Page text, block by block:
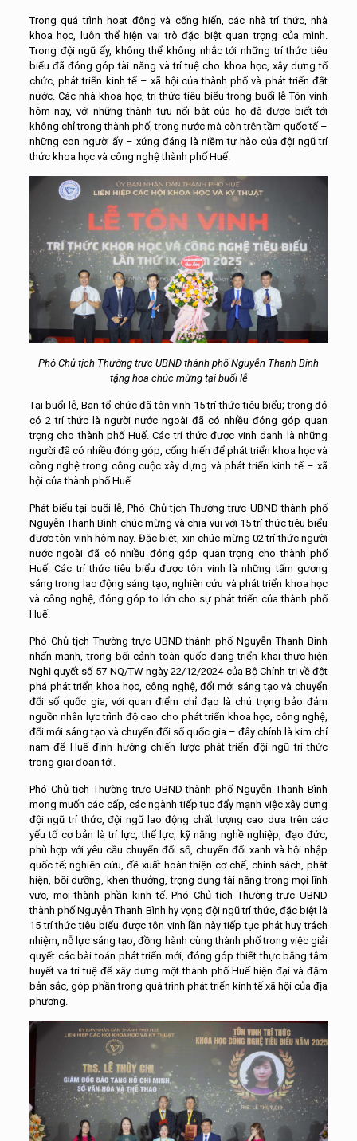
Trong quá trình hoạt động và cống hiến, các nhà trí thức, nhà
khoa học, luôn thể hiện vai trò đặc biệt quan trọng của mình.
Trong đội ngũ ấy, không thể không nhắc tới những trí thức tiêu
biểu đã đóng góp tài năng và trí tuệ cho khoa học, xây dựng tổ
chức, phát triển kinh tế – xã hội của thành phố và phát triển đất
nước. Các nhà khoa học, trí thức tiêu biểu trong buổi lễ Tôn vinh
hôm nay, với những thành tựu nổi bật của họ đã được biết tới
không chỉ trong thành phố, trong nước mà còn trên tầm quốc tế –
những con người ấy – xứng đáng là niềm tự hào của đội ngũ trí
thức khoa học và công nghệ thành phố Huế.
Phó Chủ tịch Thường trực UBND thành phố Nguyễn Thanh Bình
tặng hoa chúc mừng tại buổi lễ
Tại buổi lễ, Ban tổ chức đã tôn vinh 15 trí thức tiêu biểu; trong đó
có 2 trí thức là người nước ngoài đã có nhiều đóng góp quan
trọng cho thành phố Huế. Các trí thức được vinh danh là những
người đã có nhiều đóng góp, cống hiến để phát triển khoa học và
công nghệ trong công cuộc xây dựng và phát triển kinh tế – xã
hội của thành phố Huế.
Phát biểu tại buổi lễ, Phó Chủ tịch Thường trực UBND thành phố
Nguyễn Thanh Bình chúc mừng và chia vui với 15 trí thức tiêu biểu
được tôn vinh hôm nay. Đặc biệt, xin chúc mừng 02 trí thức người
nước ngoài đã có nhiều đóng góp quan trọng cho thành phố
Huế. Các trí thức tiêu biểu được tôn vinh là những tấm gương
sáng trong lao động sáng tạo, nghiên cứu và phát triển khoa học
và công nghệ, đóng góp to lớn cho sự phát triển của thành phố
Huế.
Phó Chủ tịch Thường trực UBND thành phố Nguyễn Thanh Bình
nhấn mạnh, trong bối cảnh toàn quốc đang triển khai thực hiện
Nghị quyết số 57-NQ/TW ngày 22/12/2024 của Bộ Chính trị về đột
phá phát triển khoa học, công nghệ, đổi mới sáng tạo và chuyển
đổi số quốc gia, với quan điểm chỉ đạo là chú trọng bảo đảm
nguồn nhân lực trình độ cao cho phát triển khoa học, công nghệ,
đổi mới sáng tạo và chuyển đổi số quốc gia – đây chính là kim chỉ
nam để Huế định hướng chiến lược phát triển đội ngũ trí thức
trong giai đoạn tới.
Phó Chủ tịch Thường trực UBND thành phố Nguyễn Thanh Bình
mong muốn các cấp, các ngành tiếp tục đẩy mạnh việc xây dựng
đội ngũ trí thức, đội ngũ lao động chất lượng cao dựa trên các
yếu tố cơ bản là trí lực, thể lực, kỹ năng nghề nghiệp, đạo đức,
phù hợp với yêu cầu chuyển đổi số, chuyển đổi xanh và hội nhập
quốc tế; nghiên cứu, đề xuất hoàn thiện cơ chế, chính sách, phát
hiện, bồi dưỡng, khen thưởng, trọng dụng tài năng trong mọi lĩnh
vực, mọi thành phần kinh tế. Phó Chủ tịch Thường trực UBND
thành phố Nguyễn Thanh Bình hy vọng đội ngũ trí thức, đặc biệt là
15 trí thức tiêu biểu được tôn vinh lần này tiếp tục phát huy trách
nhiệm, nỗ lực sáng tạo, đồng hành cùng thành phố trong việc giải
quyết các bài toán phát triển mới, đóng góp thiết thực bằng tâm
huyết và trí tuệ để xây dựng một thành phố Huế hiện đại và đậm
bản sắc, góp phần trong quá trình phát triển kinh tế xã hội của địa
phương.